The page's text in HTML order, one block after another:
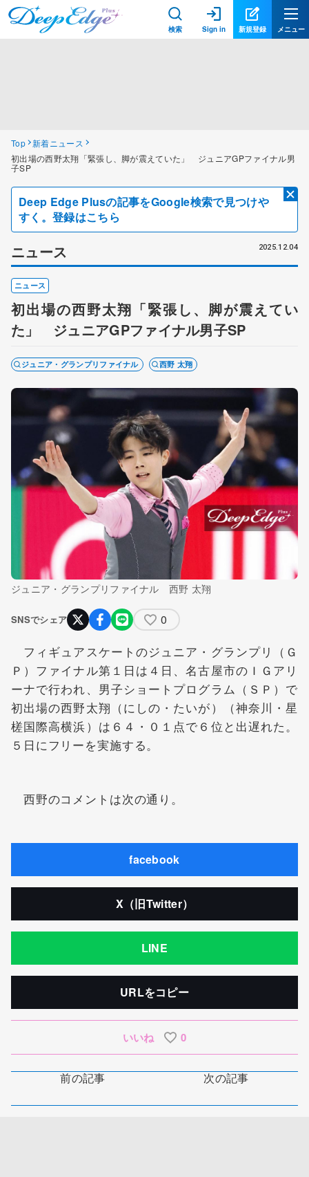
検索 Sign in 新規登録 メニュー
Top 新着ニュース
初出場の西野太翔「緊張し、脚が震えていた」 ジュニアGPファイナル男
子SP
Deep Edge Plusの記事をGoogle検索で見つけや
すく。登録はこちら
ニュース 2025.12.04
ニュース
初出場の西野太翔「緊張し、脚が震えてい
た」 ジュニアGPファイナル男子SP
ジュニア・グランプリファイナル 西野 太翔
ジュニア・グランプリファイナル 西野 太翔
SNSでシェア 0
フィギュアスケートのジュニア・グランプリ（Ｇ
Ｐ）ファイナル第１日は４日、名古屋市のＩＧアリ
ーナで行われ、男子ショートプログラム（ＳＰ）で
初出場の西野太翔 （にしの・たいが）（神奈川・星
槎国際高横浜）は６４・０１点で６位と出遅れた。
５日にフリーを実施する。
西野のコメントは次の通り。
facebook
X（旧Twitter）
LINE
URLをコピー
いいね 0
前の記事 次の記事